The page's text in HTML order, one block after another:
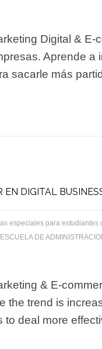
Digital &
Aprende
sacarle más
EN DIGITAL
especiales para estudiantes
DE
& E-
the trend is
deal more